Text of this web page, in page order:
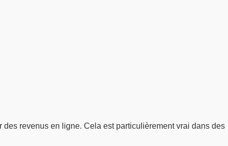
revenus en ligne. Cela est particulièrement vrai dans des